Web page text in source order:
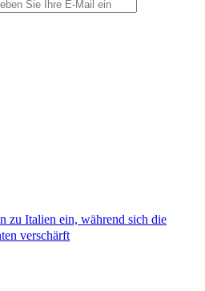
zu Italien ein, während sich die
verschärft